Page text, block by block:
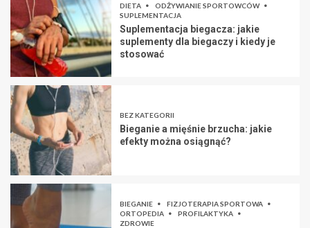
DIETA
ODŻYWIANIE SPORTOWCÓW
SUPLEMENTACJA
Suplementacja biegacza: jakie
suplementy dla biegaczy i kiedy je
stosować
BEZ KATEGORII
Bieganie a mięśnie brzucha: jakie
efekty można osiągnąć?
BIEGANIE
FIZJOTERAPIA SPORTOWA
ORTOPEDIA
PROFILAKTYKA
ZDROWIE